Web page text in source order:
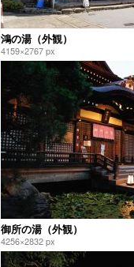
鴻の湯（外観）
4159×2767 px
御所の湯（外観）
4256×2832 px